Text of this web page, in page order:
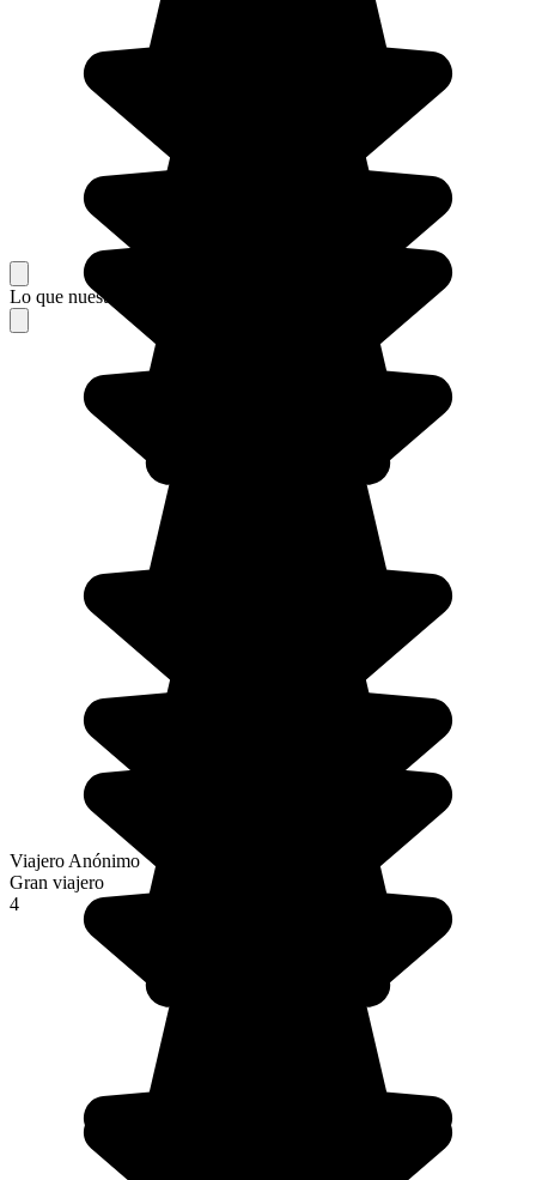
Lo que nuestros viajeros piensan de su estancia
Viajero Anónimo
Gran viajero
4